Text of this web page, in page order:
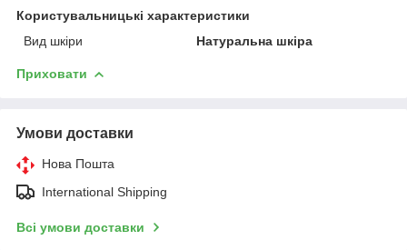
Користувальницькі характеристики
Вид шкіри
Натуральна шкіра
Приховати
Умови доставки
Нова Пошта
International Shipping
Всі умови доставки